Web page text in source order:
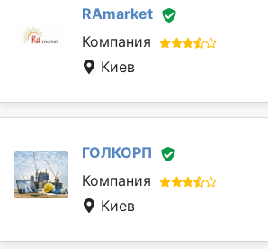
RAmarket
Компания
Киев
ГОЛКОРП
Компания
Киев